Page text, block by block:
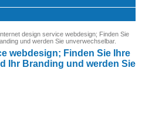
design service webdesign; Finden Sie
und werden Sie unverwechselbar.
webdesign; Finden Sie Ihre
Ihr Branding und werden Sie